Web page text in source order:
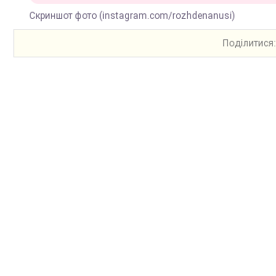
Скриншот фото (instagram.com/rozhdenanusi)
Поділитися: